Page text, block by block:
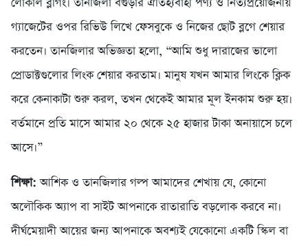
গ্যাজেটের ওপর রিভিউ লিখে ফেসবুকে ও নিজের ছোট ব্লগে শেয়ার
করতেন। তানজিলার অভিজ্ঞতা হলো, “আমি শুধু দারাজের ভালো
প্রোডাক্টগুলোর লিংক শেয়ার করতাম। মানুষ যখন আমার লিংকে ক্লিক
করে কেনাকাটা শুরু করল, তখন থেকেই আমার মূল ইনকাম শুরু হয়।
বর্তমানে প্রতি মাসে আমার ২০ থেকে ২৫ হাজার টাকা অনায়াসে চলে
আসে।”
শিক্ষা: আশিক ও তানজিলার গল্প আমাদের শেখায় যে, কোনো
অলৌকিক অ্যাপ বা সাইট আপনাকে রাতারাতি বড়লোক করবে না।
দীর্ঘমেয়াদী আয়ের জন্য আপনাকে অবশ্যই যেকোনো একটি স্কিল বা